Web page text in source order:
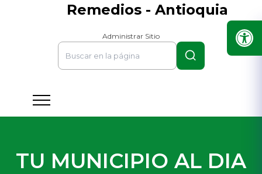
Remedios - Antioquia
Administrar Sitio
TU MUNICIPIO AL DIA